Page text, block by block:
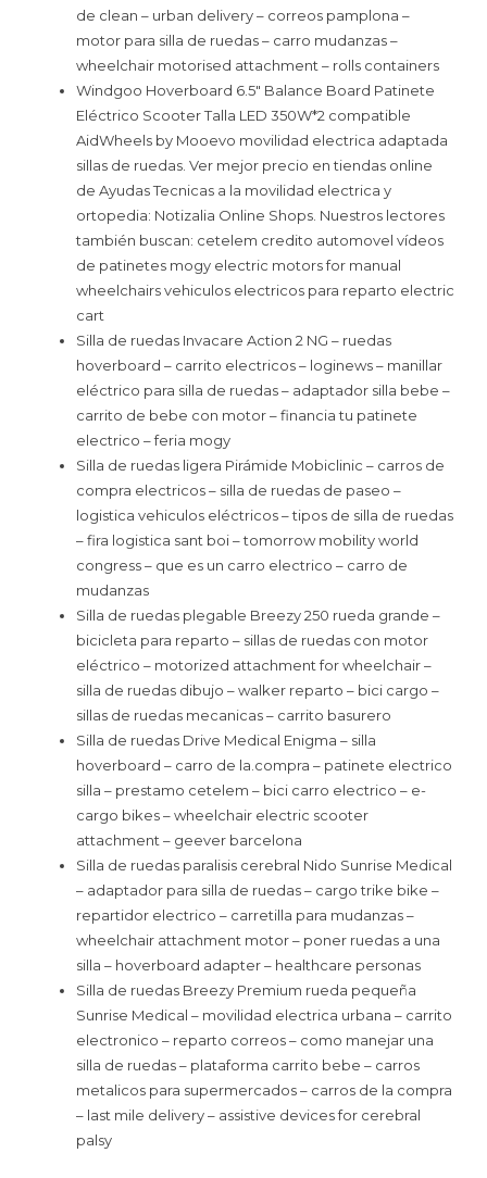
de clean – urban delivery – correos pamplona –
motor para silla de ruedas – carro mudanzas –
wheelchair motorised attachment – rolls containers
Windgoo Hoverboard 6.5″ Balance Board Patinete
Eléctrico Scooter Talla LED 350W*2 compatible
AidWheels by Mooevo movilidad electrica adaptada
sillas de ruedas. Ver mejor precio en tiendas online
de Ayudas Tecnicas a la movilidad electrica y
ortopedia: Notizalia Online Shops. Nuestros lectores
también buscan: cetelem credito automovel vídeos
de patinetes mogy electric motors for manual
wheelchairs vehiculos electricos para reparto electric
cart
Silla de ruedas Invacare Action 2 NG – ruedas
hoverboard – carrito electricos – loginews – manillar
eléctrico para silla de ruedas – adaptador silla bebe –
carrito de bebe con motor – financia tu patinete
electrico – feria mogy
Silla de ruedas ligera Pirámide Mobiclinic – carros de
compra electricos – silla de ruedas de paseo –
logistica vehiculos eléctricos – tipos de silla de ruedas
– fira logistica sant boi – tomorrow mobility world
congress – que es un carro electrico – carro de
mudanzas
Silla de ruedas plegable Breezy 250 rueda grande –
bicicleta para reparto – sillas de ruedas con motor
eléctrico – motorized attachment for wheelchair –
silla de ruedas dibujo – walker reparto – bici cargo –
sillas de ruedas mecanicas – carrito basurero
Silla de ruedas Drive Medical Enigma – silla
hoverboard – carro de la.compra – patinete electrico
silla – prestamo cetelem – bici carro electrico – e-
cargo bikes – wheelchair electric scooter
attachment – geever barcelona
Silla de ruedas paralisis cerebral Nido Sunrise Medical
– adaptador para silla de ruedas – cargo trike bike –
repartidor electrico – carretilla para mudanzas –
wheelchair attachment motor – poner ruedas a una
silla – hoverboard adapter – healthcare personas
Silla de ruedas Breezy Premium rueda pequeña
Sunrise Medical – movilidad electrica urbana – carrito
electronico – reparto correos – como manejar una
silla de ruedas – plataforma carrito bebe – carros
metalicos para supermercados – carros de la compra
– last mile delivery – assistive devices for cerebral
palsy